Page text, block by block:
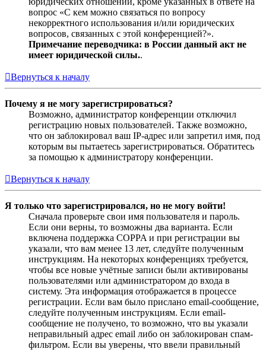
вопрос «С кем можно связаться по вопросу
некорректного использования и/или юридических
вопросов, связанных с этой конференцией?».
Примечание переводчика: в России данный акт не
имеет юридической силы..
Вернуться к началу
Почему я не могу зарегистрироваться?
Возможно, администратор конференции отключил
регистрацию новых пользователей. Также возможно,
что он заблокировал ваш IP-адрес или запретил имя, под
которым вы пытаетесь зарегистрироваться. Обратитесь
за помощью к администратору конференции.
Вернуться к началу
Я только что зарегистрировался, но не могу войти!
Сначала проверьте свои имя пользователя и пароль.
Если они верны, то возможны два варианта. Если
включена поддержка COPPA и при регистрации вы
указали, что вам менее 13 лет, следуйте полученным
инструкциям. На некоторых конференциях требуется,
чтобы все новые учётные записи были активированы
пользователями или администратором до входа в
систему. Эта информация отображается в процессе
регистрации. Если вам было прислано email-сообщение,
следуйте полученным инструкциям. Если email-
сообщение не получено, то возможно, что вы указали
неправильный адрес email либо он заблокирован спам-
фильтром. Если вы уверены, что ввели правильный